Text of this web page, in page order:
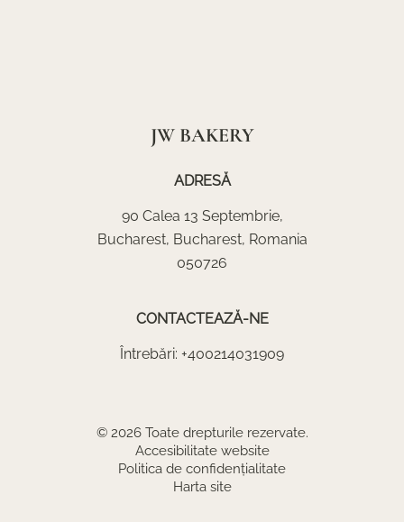
JW BAKERY
ADRESĂ
90 Calea 13 Septembrie,
Bucharest, Bucharest, Romania
050726
CONTACTEAZĂ-NE
Întrebări: +400214031909
© 2026 Toate drepturile rezervate.
Accesibilitate website
Politica de confidențialitate
Harta site